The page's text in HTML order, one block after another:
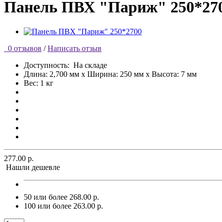
Панель ПВХ "Париж"
0 отзывов / Написать отзыв
Доступность: На складе
Длина: 2,700 мм x Ширина: 250 мм x Высота: 7 мм
Вес: 1 кг
277.00 р.
Нашли дешевле
50 или более 268.00 р.
100 или более 263.00 р.